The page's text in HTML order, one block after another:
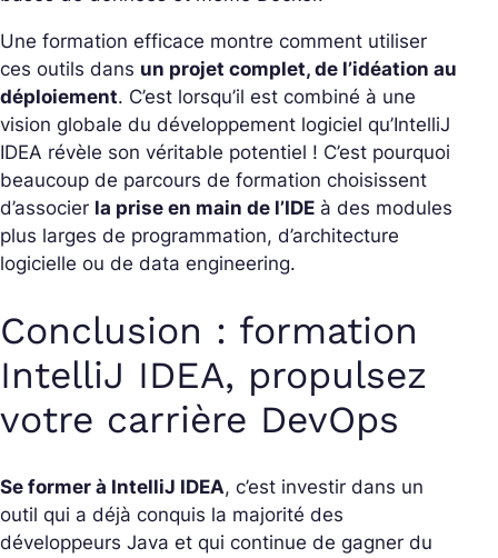
Une formation efficace montre comment utiliser
ces outils dans un projet complet, de l’idéation au
déploiement. C’est lorsqu’il est combiné à une
vision globale du développement logiciel qu’IntelliJ
IDEA révèle son véritable potentiel ! C’est pourquoi
beaucoup de parcours de formation choisissent
d’associer la prise en main de l’IDE à des modules
plus larges de programmation, d’architecture
logicielle ou de data engineering.
Conclusion : formation
IntelliJ IDEA, propulsez
votre carrière DevOps
Se former à IntelliJ IDEA, c’est investir dans un
outil qui a déjà conquis la majorité des
développeurs Java et qui continue de gagner du